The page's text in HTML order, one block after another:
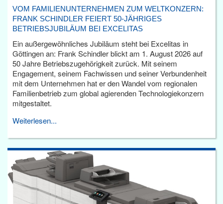
VOM FAMILIENUNTERNEHMEN ZUM WELTKONZERN:
FRANK SCHINDLER FEIERT 50-JÄHRIGES
BETRIEBSJUBILÄUM BEI EXCELITAS
Ein außergewöhnliches Jubiläum steht bei Excelitas in
Göttingen an: Frank Schindler blickt am 1. August 2026 auf
50 Jahre Betriebszugehörigkeit zurück. Mit seinem
Engagement, seinem Fachwissen und seiner Verbundenheit
mit dem Unternehmen hat er den Wandel vom regionalen
Familienbetrieb zum global agierenden Technologiekonzern
mitgestaltet.
Weiterlesen...